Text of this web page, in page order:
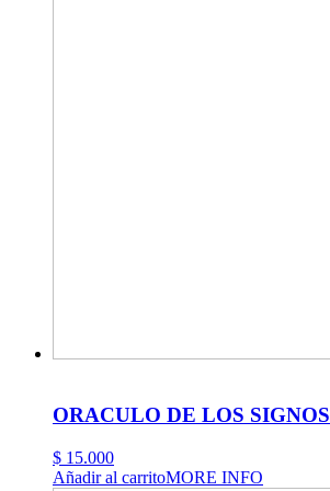
ORACULO DE LOS SIGNOS
$ 15.000
Añadir al carritoMORE INFO